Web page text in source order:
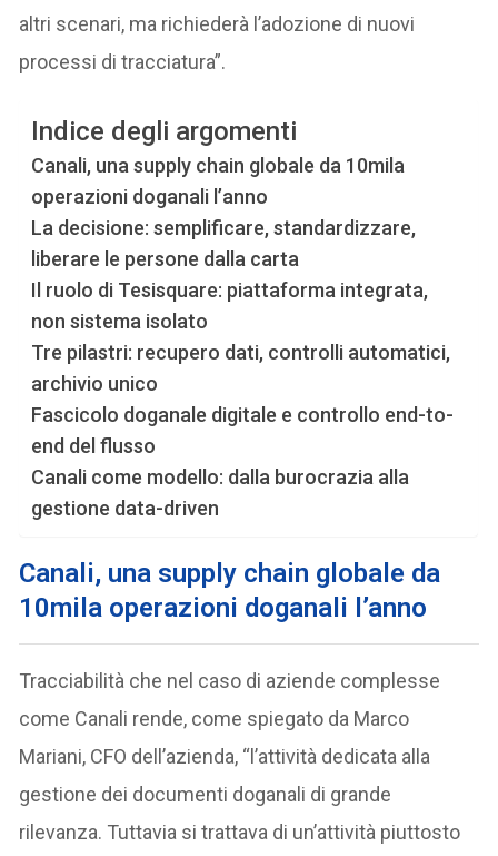
altri scenari, ma richiederà l’adozione di nuovi
processi di tracciatura”.
Indice degli argomenti
Canali, una supply chain globale da 10mila
operazioni doganali l’anno
La decisione: semplificare, standardizzare,
liberare le persone dalla carta
Il ruolo di Tesisquare: piattaforma integrata,
non sistema isolato
Tre pilastri: recupero dati, controlli automatici,
archivio unico
Fascicolo doganale digitale e controllo end-to-
end del flusso
Canali come modello: dalla burocrazia alla
gestione data-driven
Canali, una supply chain globale da
10mila operazioni doganali l’anno
Tracciabilità che nel caso di aziende complesse
come Canali rende, come spiegato da Marco
Mariani, CFO dell’azienda, “l’attività dedicata alla
gestione dei documenti doganali di grande
rilevanza. Tuttavia si trattava di un’attività piuttosto